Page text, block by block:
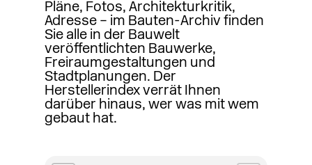
Pläne, Fotos, Architekturkritik,
Adresse – im Bauten-Archiv finden
Sie alle in der Bauwelt
veröffentlichten Bauwerke,
Freiraumgestaltungen und
Stadtplanungen. Der
Herstellerindex verrät Ihnen
darüber hinaus, wer was mit wem
gebaut hat.